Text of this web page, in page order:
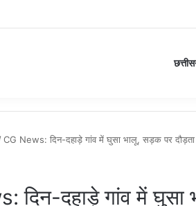
CG News: दिन-दहाड़े गांव में घुसा भालू, सड़क पर
दिन-दहाड़े गांव में